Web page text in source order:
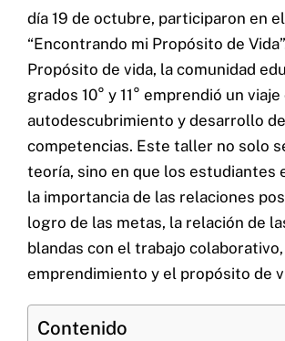
día 19 de octubre, participaron en
“Encontrando mi Propósito de
Propósito de vida, la comunidad
grados 10° y 11° emprendió un viaje
autodescubrimiento y desarrollo de
competencias. Este taller no solo
teoría, sino en que los estudiantes
la importancia de las relaciones
logro de las metas, la relación de
blandas con el trabajo colaborativo,
emprendimiento y el propósito de
Contenido
Home
Proyectos
Blog
Nosotros
Cel: +57 3184183054